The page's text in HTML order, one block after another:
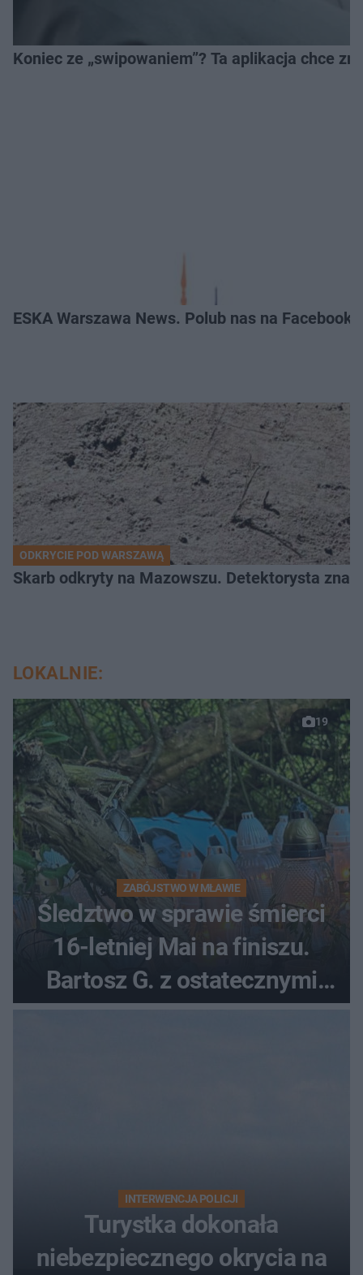
Koniec ze „swipowaniem”? Ta aplikacja chce
ESKA Warszawa News. Polub nas na
ODKRYCIE POD WARSZAWĄ
Skarb odkryty na Mazowszu. Detektorysta
LOKALNIE:
19
ZABÓJSTWO W MŁAWIE
Śledztwo w sprawie śmierci
16-letniej Mai na finiszu.
Bartosz G. z ostatecznymi
zarzutami
INTERWENCJA POLICJI
Turystka dokonała
niebezpiecznego okrycia na